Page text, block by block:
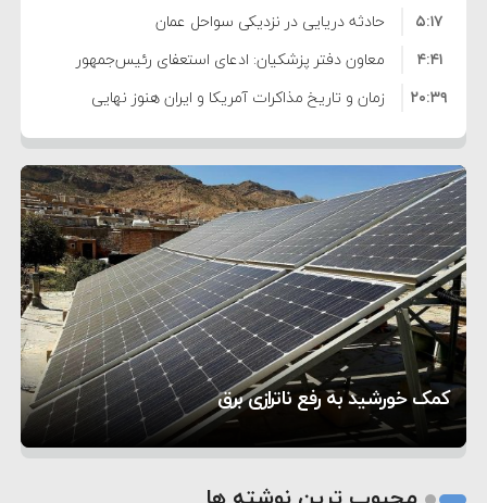
فساد و اختلاس اموال
حادثه دریایی در نزدیکی سواحل عمان
۵:۱۷
معاون دفتر پزشکیان: ادعای استعفای رئیس‌جمهور
واهی و کذب محض است
۴:۴۱
زمان و تاریخ مذاکرات آمریکا و ایران هنوز نهایی
نشده است
۲۰:۳۹
وزیر جنگ آمریکا: ماشین جنگی ما آماده حمله
نظامی علیه ایران است
۶:۵۰
موافقت ترامپ با لغو حمله به ایران
۶:۲۱
هشدار عراقچی به همتای عربستانی درباره همراهی با
آمریکا
۲:۱۵
مقام ارشد امنیتی: برنامه گسترده‌ای برای پاسخ به
دیوانگی آمریکا داریم
۷:۱۰
ترامپ دستور حملات جدید علیه ایران را صادر کرد
۵:۴۵
سپاه: دو نفتکش متخلف مورد اصابت قرار گرفته و
متوقف شدند
۱۲:۵۹
ترامپ مدعی توافق تاریخی برای خلع سلاح کامل
حماس شد
۸:۵۷
کمک خورشید به رفع ناترازی برق
تحسین کارگردان «جنگ و صلح» از سینمای ایران؛ روایتی
از عشق عمیق به مردم
۵ شهر افسانه‌ای هخامنشی که هنوز هم زنده هستند
2